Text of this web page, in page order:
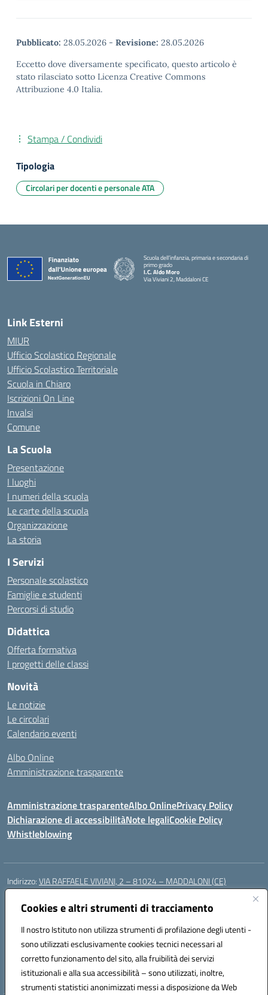
Cookies e altri strumenti di tracciamento
Il nostro Istituto non utilizza strumenti di profilazione degli utenti -
sono utilizzati esclusivamente cookies tecnici necessari al
corretto funzionamento del sito, alla fruibilità dei servizi
istituzionali e alla sua accessibilità – sono utilizzati, inoltre,
strumenti statistici anonimizzati messi a disposizione da Web
Pubblicato: 28.05.2026 - Revisione: 28.05.2026
Eccetto dove diversamente specificato, questo articolo è
stato rilasciato sotto Licenza Creative Commons
Attribuzione 4.0 Italia.
Stampa / Condividi
Tipologia
Circolari per docenti e personale ATA
Scuola dell’infanzia, primaria e secondaria di
primo grado
I.C. Aldo Moro
Via Viviani 2, Maddaloni CE
Link Esterni
MIUR
Ufficio Scolastico Regionale
Ufficio Scolastico Territoriale
Scuola in Chiaro
Iscrizioni On Line
Invalsi
Comune
La Scuola
Presentazione
I luoghi
I numeri della scuola
Le carte della scuola
Organizzazione
La storia
I Servizi
Personale scolastico
Famiglie e studenti
Percorsi di studio
Didattica
Offerta formativa
I progetti delle classi
Novità
Le notizie
Le circolari
Calendario eventi
Albo Online
Amministrazione trasparente
Amministrazione trasparenteAlbo OnlinePrivacy Policy
Dichiarazione di accessibilitàNote legaliCookie Policy
Whistleblowing
Indirizzo:VIA RAFFAELE VIVIANI, 2 – 81024 – MADDALONI (CE)
Centralino:
Posta elettronica certificata (PEC):ceic8av00r@pec.istruzione.it
Codice fiscale: 93086020612
Codice meccanografico:CEIC8AV00R
Codice Indice delle Pubbliche Amministrazioni (IPA): icamm
Codice unico di fatturazione (CUF): UF8WE6